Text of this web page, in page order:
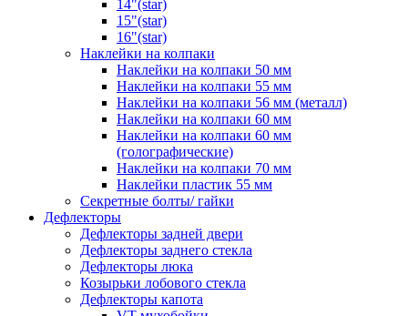
14"(star)
15"(star)
16"(star)
Наклейки на колпаки
Наклейки на колпаки 50 мм
Наклейки на колпаки 55 мм
Наклейки на колпаки 56 мм (металл)
Наклейки на колпаки 60 мм
Наклейки на колпаки 60 мм
(голографические)
Наклейки на колпаки 70 мм
Наклейки пластик 55 мм
Секретные болты/ гайки
Дефлекторы
Дефлекторы задней двери
Дефлекторы заднего стекла
Дефлекторы люка
Козырьки лобового стекла
Дефлекторы капота